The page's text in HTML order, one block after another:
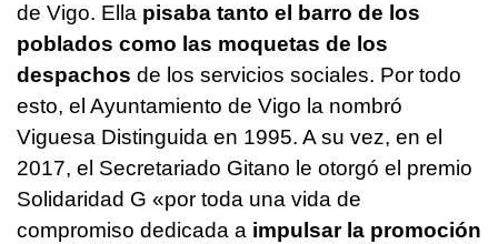
de Vigo. Ella pisaba tanto el barro de los
poblados como las moquetas de los
despachos de los servicios sociales. Por todo
esto, el Ayuntamiento de Vigo la nombró
Viguesa Distinguida en 1995. A su vez, en el
2017, el Secretariado Gitano le otorgó el premio
Solidaridad G «por toda una vida de
compromiso dedicada a impulsar la promoción